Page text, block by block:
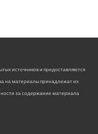
источников и предоставляются
на материалы принадлежат их
за содержание материала